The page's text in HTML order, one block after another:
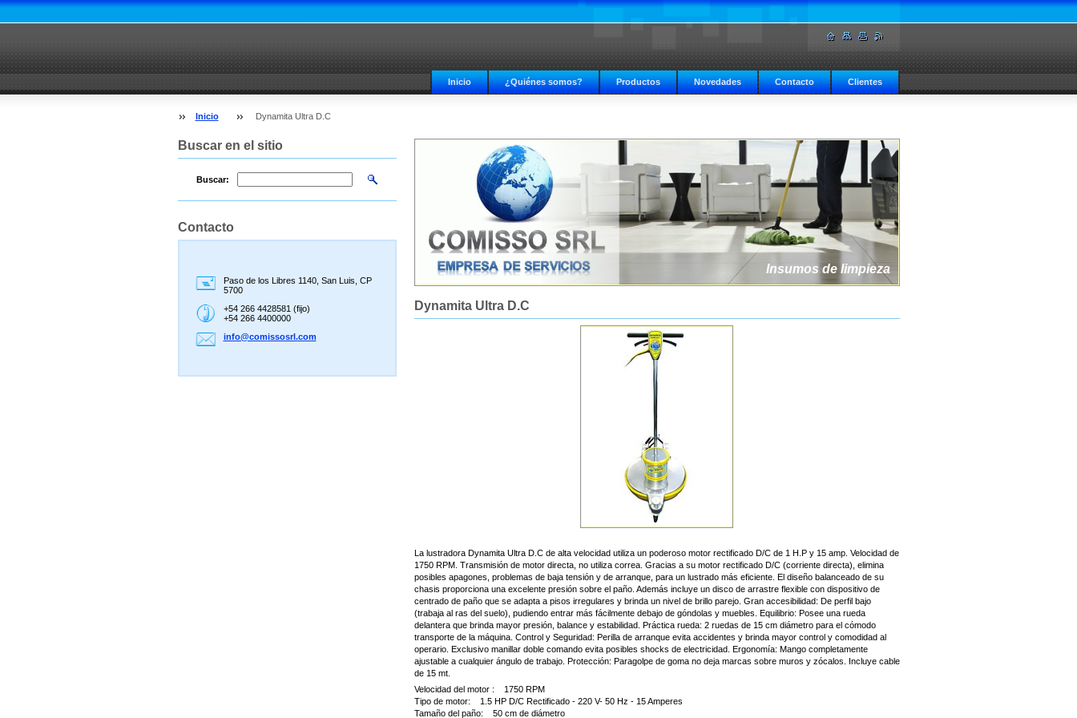
Inicio ¿Quiénes somos? Productos Novedades Contacto Clientes
Inicio Dynamita Ultra D.C
Insumos de limpieza
Dynamita Ultra D.C
La lustradora Dynamita Ultra D.C de alta velocidad utiliza un poderoso motor rectificado D/C de 1 H.P y 15 amp. Velocidad de
1750 RPM. Transmisión de motor directa, no utiliza correa. Gracias a su motor rectificado D/C (corriente directa), elimina
posibles apagones, problemas de baja tensión y de arranque, para un lustrado más eficiente. El diseño balanceado de su
chasis proporciona una excelente presión sobre el paño. Además incluye un disco de arrastre flexible con dispositivo de
centrado de paño que se adapta a pisos irregulares y brinda un nivel de brillo parejo. Gran accesibilidad: De perfil bajo
(trabaja al ras del suelo), pudiendo entrar más fácilmente debajo de góndolas y muebles. Equilibrio: Posee una rueda
delantera que brinda mayor presión, balance y estabilidad. Práctica rueda: 2 ruedas de 15 cm diámetro para el cómodo
transporte de la máquina. Control y Seguridad: Perilla de arranque evita accidentes y brinda mayor control y comodidad al
operario. Exclusivo manillar doble comando evita posibles shocks de electricidad. Ergonomía: Mango completamente
ajustable a cualquier ángulo de trabajo. Protección: Paragolpe de goma no deja marcas sobre muros y zócalos. Incluye cable
de 15 mt.
Velocidad del motor : 1750 RPM
Tipo de motor: 1.5 HP D/C Rectificado - 220 V- 50 Hz - 15 Amperes
Tamaño del paño: 50 cm de diámetro
Buscar en el sitio
Buscar:
Contacto
Paso de los Libres 1140, San Luis, CP
5700
+54 266 4428581 (fijo)
+54 266 4400000
info@comissosrl.com